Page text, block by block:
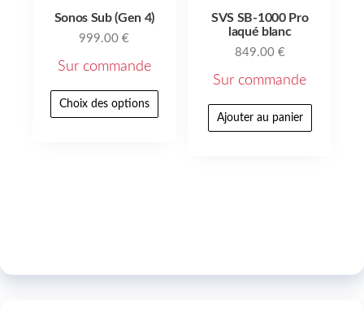
Sonos Sub (Gen 4)
999.00€
Sur commande
Choix des options
SVS SB-1000 Pro
laqué blanc
849.00 €
Sur commande
Ajouter au panier